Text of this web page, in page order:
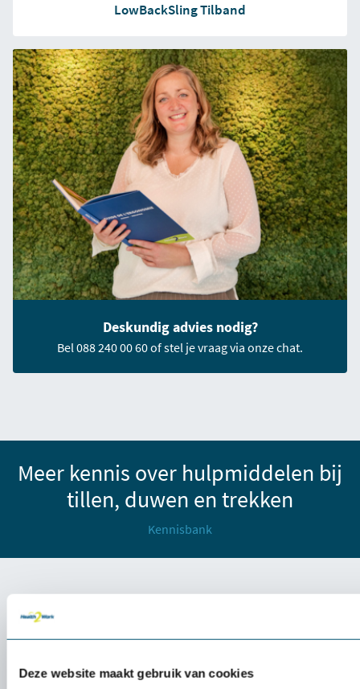
Deze website maakt gebruik van cookies
LowBackSling Tilband
Deskundig advies nodig?
Bel 088 240 00 60 of stel je vraag via onze chat.
Meer kennis over hulpmiddelen bij
tillen, duwen en trekken
Kennisbank
Waarom tillen, duwen en trekken
een uitdaging is voor zorgverleners
Het werk in de zorgsector vereist vaak het tillen, duwen en
trekken van zware lasten, zoals het verplaatsen van cliënten.